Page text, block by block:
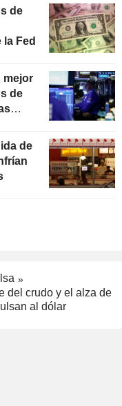
de
Fed
mejor
de
de
del crudo y el alza de
al dólar